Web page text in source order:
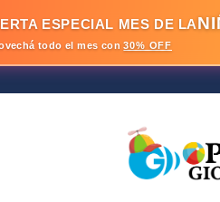
ESPECIAL MES DE LA
todo el mes con30% OFF